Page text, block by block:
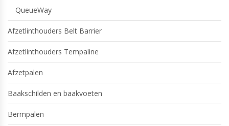
QueueWay
Afzetlinthouders Belt Barrier
Afzetlinthouders Tempaline
Afzetpalen
Baakschilden en baakvoeten
Bermpalen